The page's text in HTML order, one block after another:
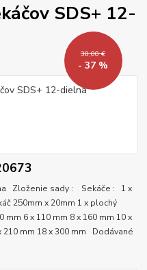
SDS+ 12-
30,00 €
- 37 %
Zloženie sady : Sekáče : 1 x
250mm x 20mm 1 x plochý
6 x 110 mm 8 x 160 mm 10 x
210 mm 18 x 300 mm Dodávané